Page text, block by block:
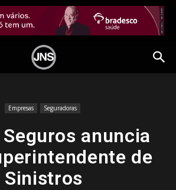
Empresas Seguradoras
anuncia
de
Sinistros